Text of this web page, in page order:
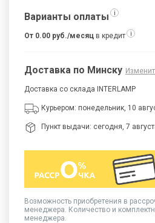
Варианты оплаты i
От 0.00 руб./месяц в кредит i
Доставка по Минску
Доставка со склада INTERLAMP
Курьером: понедельник, 10
Пункт выдачи: сегодня, 7
Возможность приобретения в
менеджера. Количество и
менеджера.